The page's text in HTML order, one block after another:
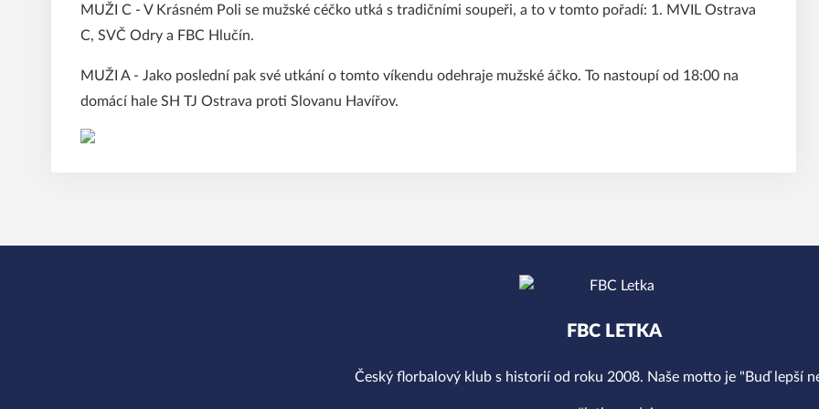
MUŽI C - V Krásném Poli se mužské céčko utká s tradičními soupeři, a to v tomto pořadí: 1. MVIL Ostrava
C, SVČ Odry a FBC Hlučín.
MUŽI A - Jako poslední pak své utkání o tomto víkendu odehraje mužské áčko. To nastoupí od 18:00 na
domácí hale SH TJ Ostrava proti Slovanu Havířov.
FBC LETKA
Český florbalový klub s historií od roku 2008. Naše motto je "Buď lepší